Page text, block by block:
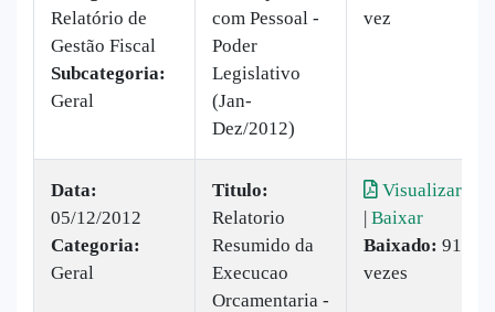
Relatório de
Gestão Fiscal
Subcategoria:
Geral
com Pessoal -
Poder
Legislativo
(Jan-
Dez/2012)
vez
Data:
05/12/2012
Categoria:
Geral
Titulo:
Relatorio
Resumido da
Execucao
Orcamentaria -
Visualizar
| Baixar
Baixado: 91
vezes